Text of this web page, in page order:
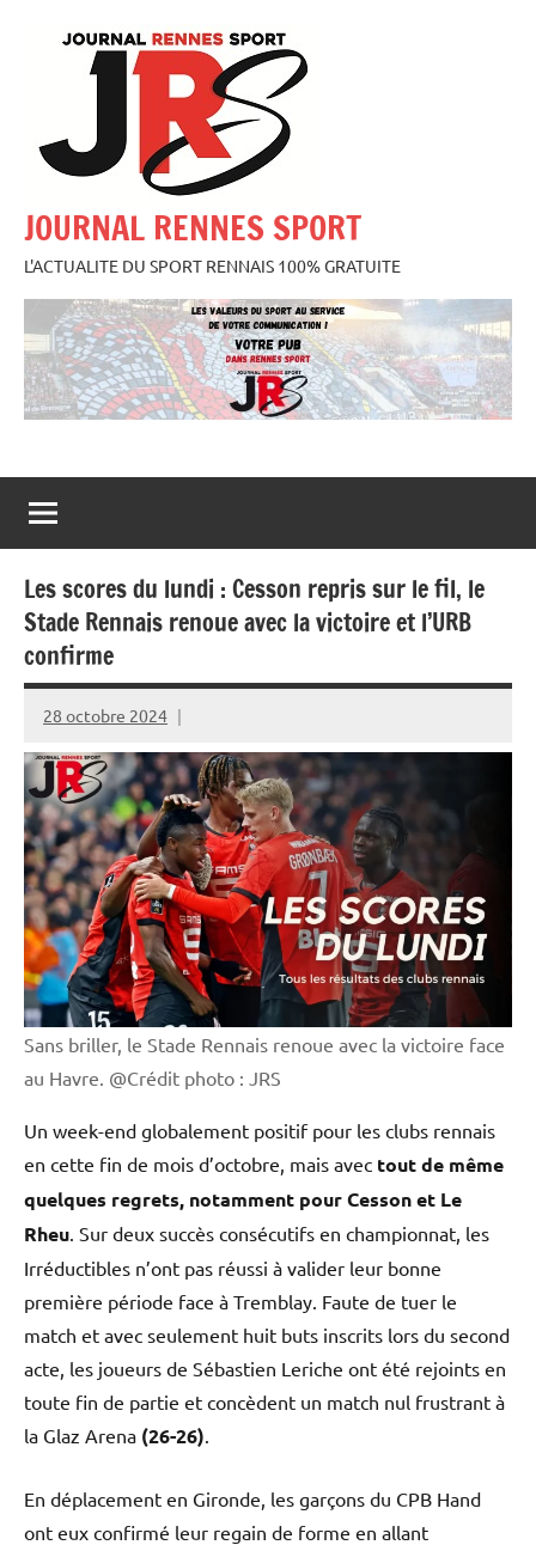
JOURNAL RENNES SPORT
L'ACTUALITE DU SPORT RENNAIS 100% GRATUITE
Les scores du lundi : Cesson repris sur le fil, le
Stade Rennais renoue avec la victoire et l’URB
confirme
28 octobre 2024
Rédaction
JRS
Sans briller, le Stade Rennais renoue avec la victoire face
au Havre. @Crédit photo : JRS
Un week-end globalement positif pour les clubs rennais
en cette fin de mois d’octobre, mais avec tout de même
quelques regrets, notamment pour Cesson et Le
Rheu . Sur deux succès consécutifs en championnat, les
Irréductibles n’ont pas réussi à valider leur bonne
première période face à Tremblay. Faute de tuer le
match et avec seulement huit buts inscrits lors du second
acte, les joueurs de Sébastien Leriche ont été rejoints en
toute fin de partie et concèdent un match nul frustrant à
la Glaz Arena (26-26)
En déplacement en Gironde, les garçons du CPB Hand
ont eux confirmé leur regain de forme en allant